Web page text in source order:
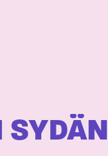
SYDÄN